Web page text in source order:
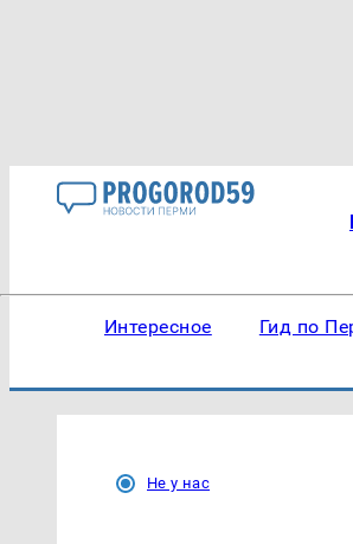
Интересное Гид по
Не у нас